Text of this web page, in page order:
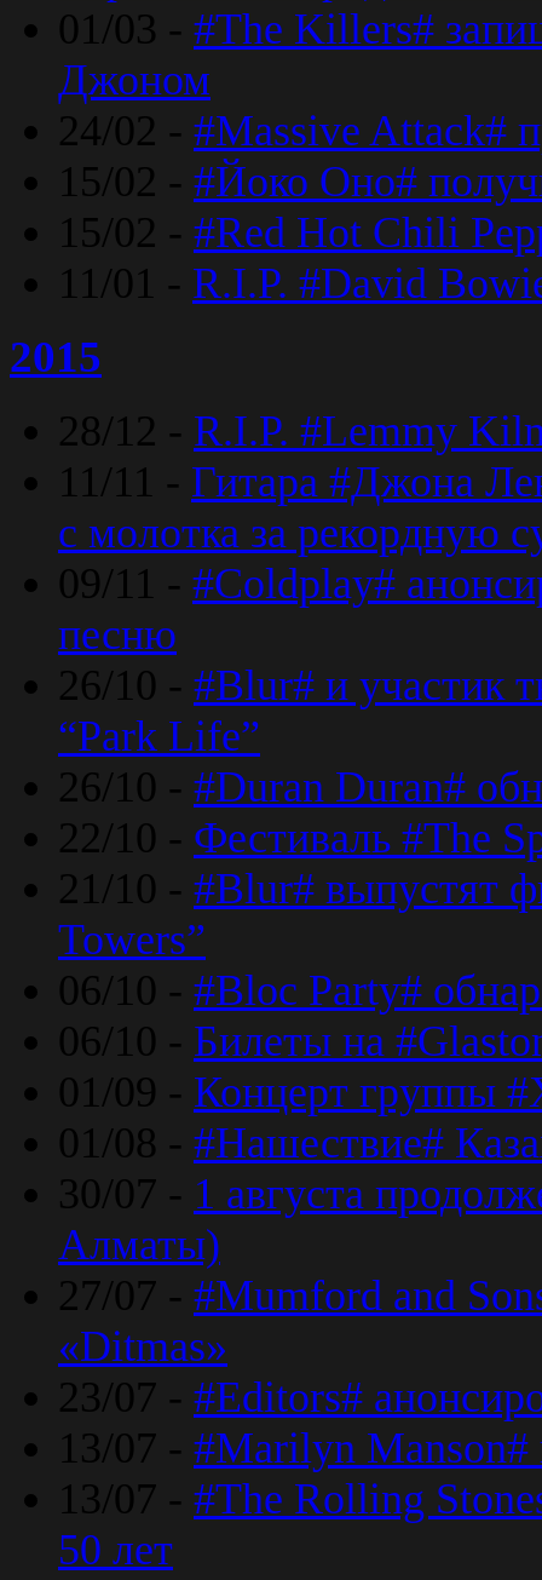
01/03 - #The Killers#
Джоном
24/02 - #Massive Attack#
15/02 - #Йоко Оно#
15/02 - #Red Hot Chili
11/01 - R.I.P. #David
2015
28/12 - R.I.P. #Lemmy
11/11 - Гитара #Джона
с молотка за рекордную
09/11 - #Coldplay#
песню
26/10 - #Blur# и участик
“Park Life”
26/10 - #Duran Duran#
22/10 - Фестиваль #The
21/10 - #Blur# выпустят
Towers”
06/10 - #Bloc Party#
06/10 - Билеты на
01/09 - Концерт группы
01/08 - #Нашествие#
30/07 - 1 августа
Алматы)
27/07 - #Mumford and
«Ditmas»
23/07 - #Editors#
13/07 - #Marilyn Manson#
13/07 - #The Rolling
50 лет